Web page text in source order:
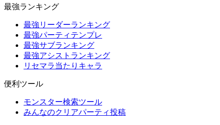
最強ランキング
最強リーダーランキング
最強パーティテンプレ
最強サブランキング
最強アシストランキング
リセマラ当たりキャラ
便利ツール
モンスター検索ツール
みんなのクリアパーティ投稿